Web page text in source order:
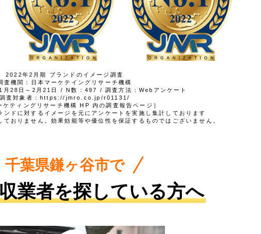
2022年2月期 ブランドのイメージ調査
査機関：日本マーケテイングリサーチ機構
月28日～2月21日 / N数：497 / 調査方法：Webアンケート
調査対象者： https://jmro.co.jp/r01131/
ケティングリサーチ機構 HP 内の調査報告ページ］
ンドに対するイメージを元にアンケートを実施し集計しております
おりません。効果効能等や優位性を保証するものではございません。
千葉県鎌ヶ谷市で
業者を探している方へ